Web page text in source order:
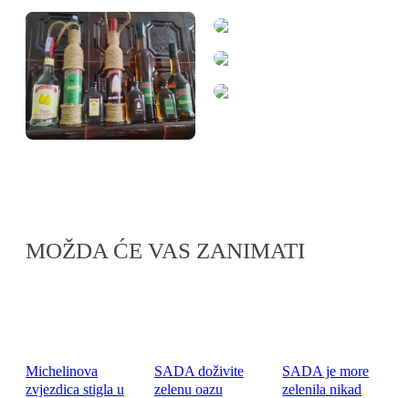
MOŽDA ĆE VAS ZANIMATI
Michelinova
zvjezdica stigla u
SADA doživite
zelenu oazu
SADA je more
zelenila nikad